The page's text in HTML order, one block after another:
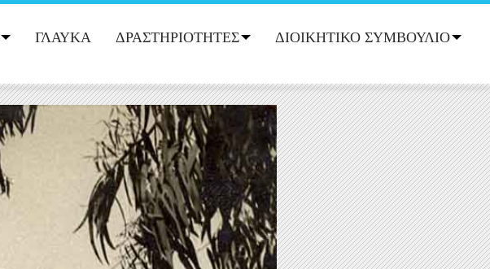
ΓΛΑΥΚΑ ΔΡΑΣΤΗΡΙΟΤΗΤΕΣ ΔΙΟΙΚΗΤΙΚΟ ΣΥΜΒΟΥΛΙΟ